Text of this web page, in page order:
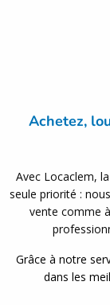
Achetez,
Avec Locaclem,
seule priorité :
vente comme
Grâce à notre
dans les